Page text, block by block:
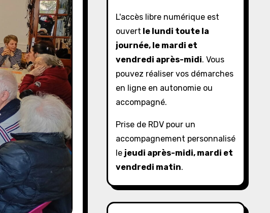
L'accès libre numérique est
ouvert le lundi toute la
journée, le mardi et
vendredi après-midi. Vous
pouvez réaliser vos démarches
en ligne en autonomie ou
accompagné.
Prise de RDV pour un
accompagnement personnalisé
le jeudi après-midi, mardi et
vendredi matin.